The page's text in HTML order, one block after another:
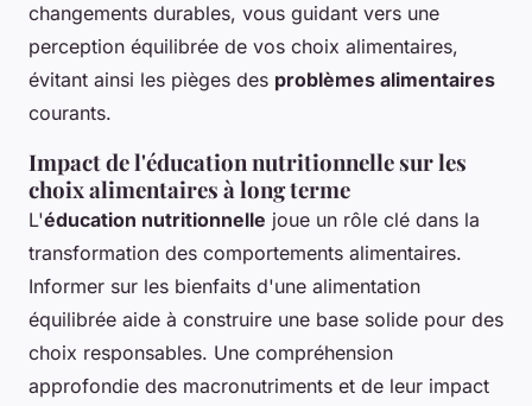
changements durables, vous guidant vers une
perception équilibrée de vos choix alimentaires,
évitant ainsi les pièges des problèmes alimentaires
courants.
Impact de l'éducation nutritionnelle sur les
choix alimentaires à long terme
L'éducation nutritionnelle joue un rôle clé dans la
transformation des comportements alimentaires.
Informer sur les bienfaits d'une alimentation
équilibrée aide à construire une base solide pour des
choix responsables. Une compréhension
approfondie des macronutriments et de leur impact